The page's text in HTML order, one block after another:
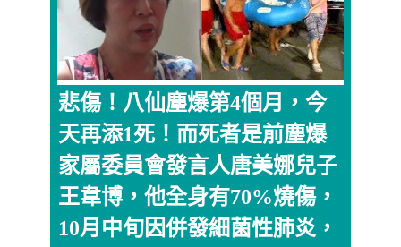
悲傷！八仙塵爆第4個月，今
天再添1死！而死者是前塵爆
家屬委員會發言人唐美娜兒子
王韋博，他全身有70%燒傷，
10月中旬因併發細菌性肺炎，